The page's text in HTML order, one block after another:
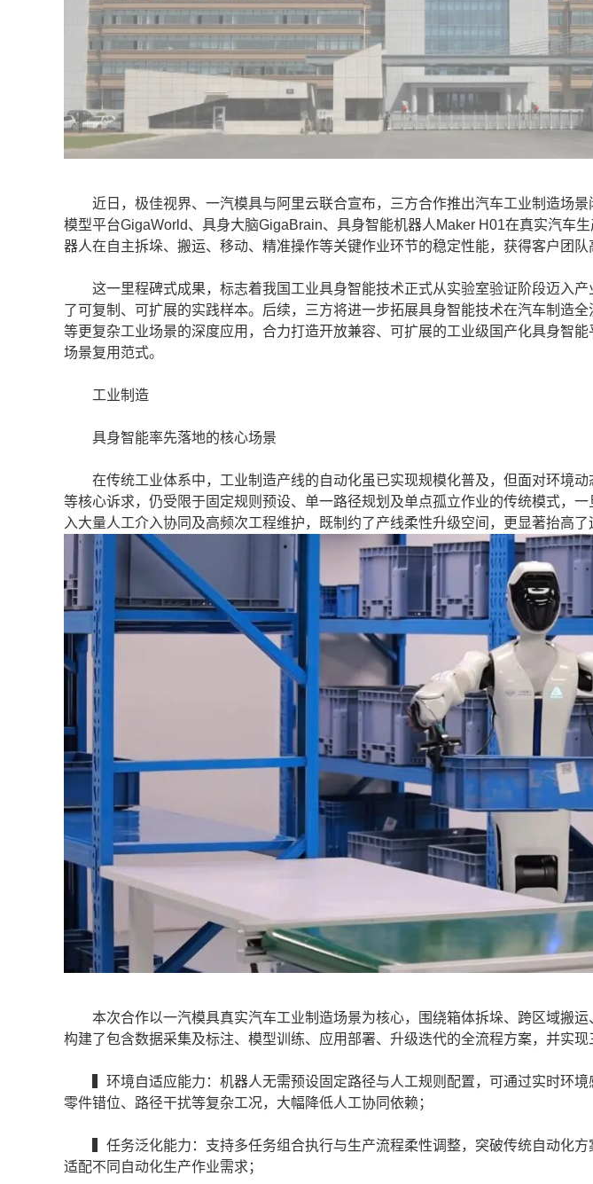
近日，极佳视界、一汽模具与阿里云联合宣布，三方合作推出汽车工业制造场景
模型平台GigaWorld、具身大脑GigaBrain、具身智能机器人Maker H01在真实汽车
器人在自主拆垛、搬运、移动、精准操作等关键作业环节的稳定性能，获得客户团队
这一里程碑式成果，标志着我国工业具身智能技术正式从实验室验证阶段迈入产
了可复制、可扩展的实践样本。后续，三方将进一步拓展具身智能技术在汽车制造
等更复杂工业场景的深度应用，合力打造开放兼容、可扩展的工业级国产化具身智
场景复用范式。
工业制造
具身智能率先落地的核心场景
在传统工业体系中，工业制造产线的自动化虽已实现规模化普及，但面对环境动
等核心诉求，仍受限于固定规则预设、单一路径规划及单点孤立作业的传统模式，
入大量人工介入协同及高频次工程维护，既制约了产线柔性升级空间，更显著抬高了
本次合作以一汽模具真实汽车工业制造场景为核心，围绕箱体拆垛、跨区域搬运
构建了包含数据采集及标注、模型训练、应用部署、升级迭代的全流程方案，并实现
▍环境自适应能力：机器人无需预设固定路径与人工规则配置，可通过实时环境
零件错位、路径干扰等复杂工况，大幅降低人工协同依赖；
▍任务泛化能力：支持多任务组合执行与生产流程柔性调整，突破传统自动化方
适配不同自动化生产作业需求；